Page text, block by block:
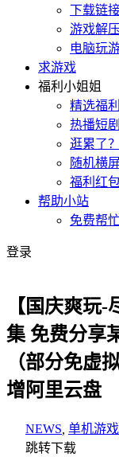
下载链
游戏解
电脑玩
求游戏
福利小姐姐
精选福
热播短
逛累了
随机横
福利红
帮助小站
免费帮
登录
【国庆爽玩
集 免费分享
（部分免虚
增阿里云盘
NEWS 单机游戏
跳转下载